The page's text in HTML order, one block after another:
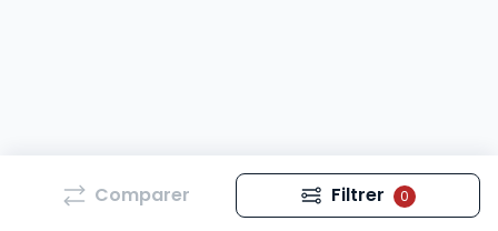
Comparer Filtrer 0